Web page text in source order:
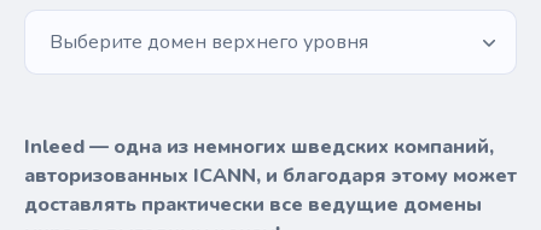
Выберите домен верхнего уровня
Inleed — одна из немногих шведских компаний,
авторизованных ICANN, и благодаря этому может
доставлять практически все ведущие домены